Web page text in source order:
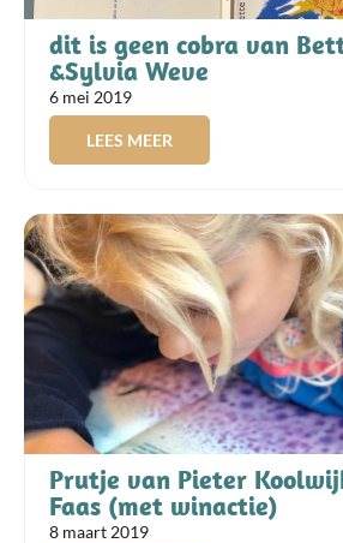
dit is geen cobra van
&Sylvia Weve
6 mei 2019
LEES MEER
Prutje van Pieter
Faas (met winactie)
8 maart 2019